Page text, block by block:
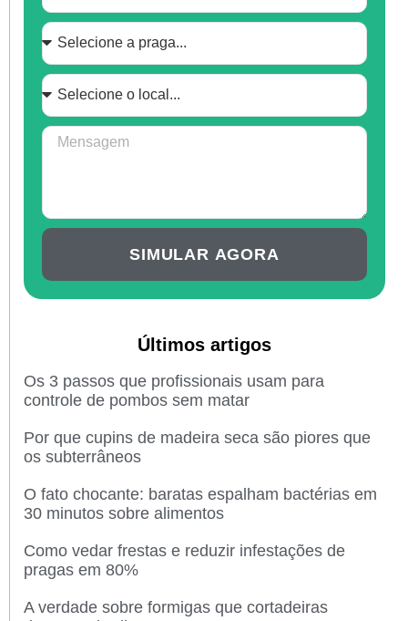
SIMULAR AGORA
Últimos artigos
Os 3 passos que profissionais usam para
controle de pombos sem matar
Por que cupins de madeira seca são piores que
os subterrâneos
O fato chocante: baratas espalham bactérias em
30 minutos sobre alimentos
Como vedar frestas e reduzir infestações de
pragas em 80%
A verdade sobre formigas que cortadeiras